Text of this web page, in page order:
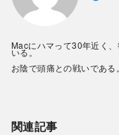
Macにハマって30年近く
いる。
お陰で頭痛との戦いである。
関連記事